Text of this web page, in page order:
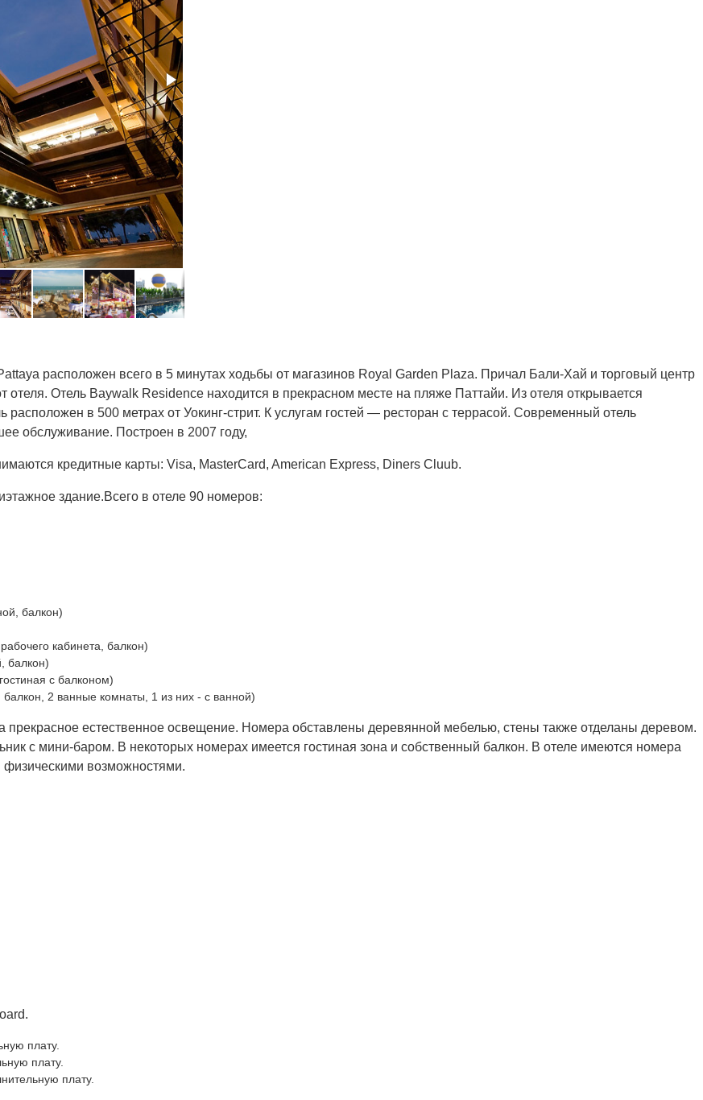
расположен всего в 5 минутах ходьбы от магазинов Royal Garden Plaza. Причал Бали-Хай и торговый центр
Отель Baywalk Residence находится в прекрасном месте на пляже Паттайи. Из отеля открывается
в 500 метрах от Уокинг-стрит. К услугам гостей — ресторан с террасой. Современный отель
обслуживание. Построен в 2007 году,
кредитные карты: Visa, MasterCard, American Express, Diners Cluub.
здание.Всего в отеле 90 номеров:
балкон)
кабинета, балкон)
балкон)
с балконом)
2 ванные комнаты, 1 из них - с ванной)
прекрасное естественное освещение. Номера обставлены деревянной мебелью, стены также отделаны деревом.
с мини-баром. В некоторых номерах имеется гостиная зона и собственный балкон. В отеле имеются номера
физическими возможностями.
плату.
плату.
плату.